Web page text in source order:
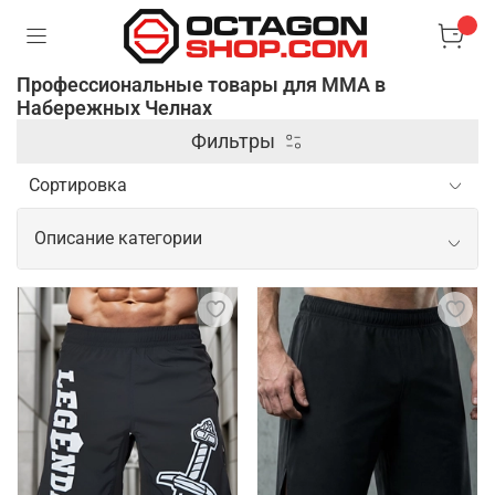
Профессиональные товары для ММА в
Набережных Челнах
Фильтры
Описание категории
Профессиональные товары для ММА
Спортивные товары для ММА включают широкий
спектр экипировки и аксессуаров,
предназначенных для обеспечения безопасности и
повышения эффективности тренировок и боев. В
этом заключается их основная задача. Кроме
защитной экипировки, профессиональные товары
для ММА включают одежду из современных